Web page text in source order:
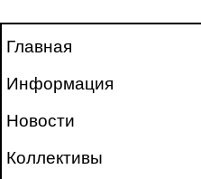
Главная
Информация
Новости
Коллективы